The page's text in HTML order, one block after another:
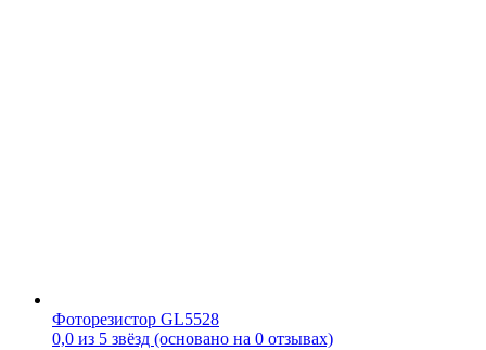
Фоторезистор GL5528
0,0 из 5 звёзд (основано на 0 отзывах)